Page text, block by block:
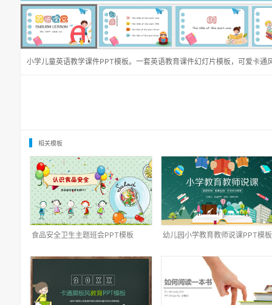
小学儿童英语教学课件PPT模板。一套英语教育课件幻灯片模板，可爱卡通
相关模板
食品安全卫生主题班会PPT模板 幼儿园小学教育教师说课PPT模板